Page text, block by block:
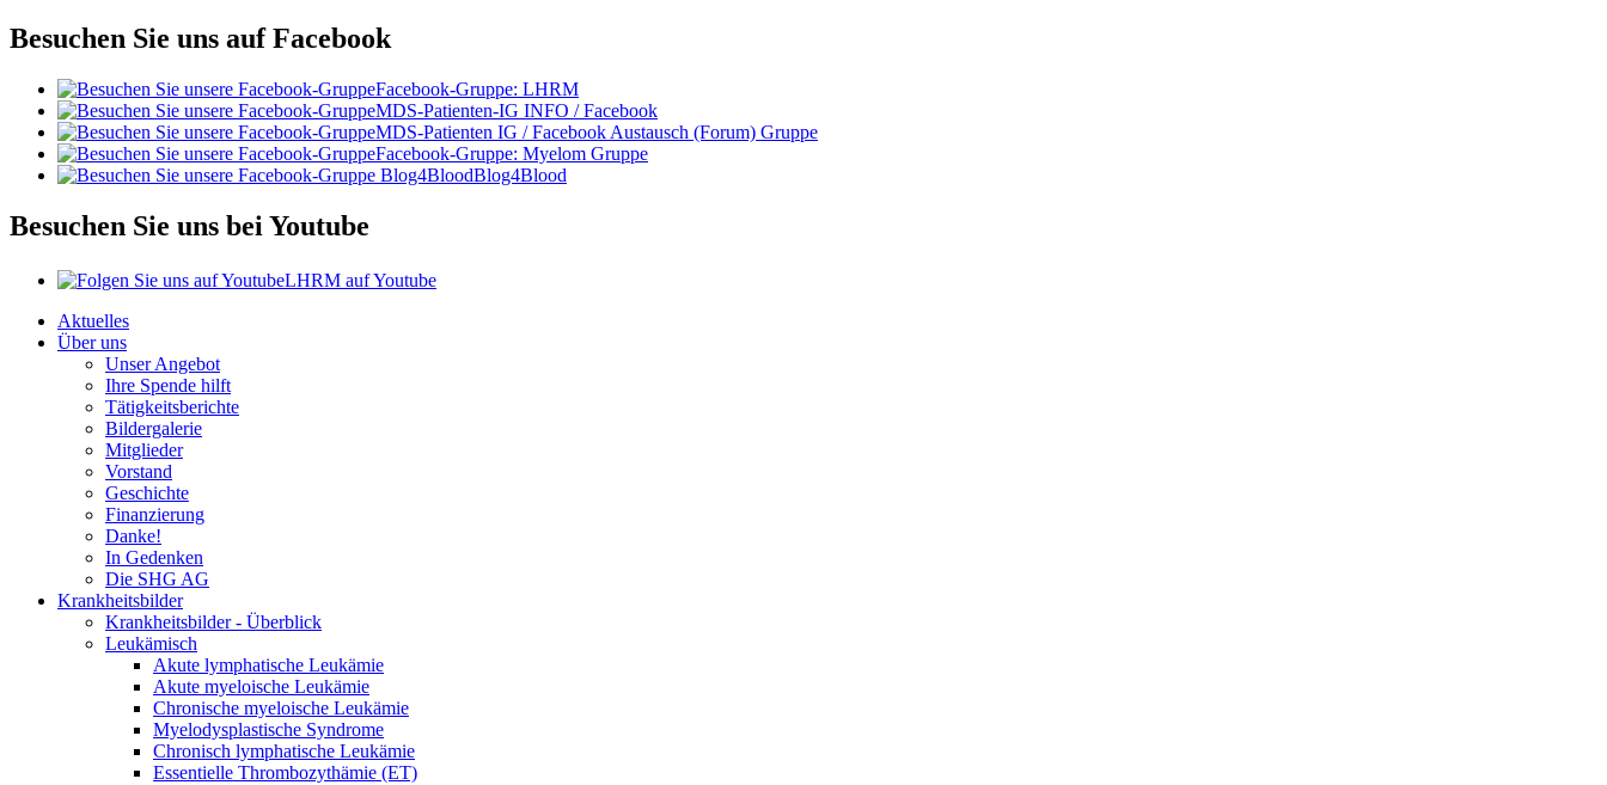
Besuchen Sie uns auf Facebook
Facebook-Gruppe: LHRM
MDS-Patienten-IG INFO / Facebook
MDS-Patienten IG / Facebook Austausch (Forum) Gruppe
Facebook-Gruppe: Myelom Gruppe
Blog4Blood
Besuchen Sie uns bei Youtube
LHRM auf Youtube
Aktuelles
Über uns
Unser Angebot
Ihre Spende hilft
Tätigkeitsberichte
Bildergalerie
Mitglieder
Vorstand
Geschichte
Finanzierung
Danke!
In Gedenken
Die SHG AG
Krankheitsbilder
Krankheitsbilder - Überblick
Leukämisch
Akute lymphatische Leukämie
Akute myeloische Leukämie
Chronische myeloische Leukämie
Myelodysplastische Syndrome
Chronisch lymphatische Leukämie
Essentielle Thrombozythämie (ET)